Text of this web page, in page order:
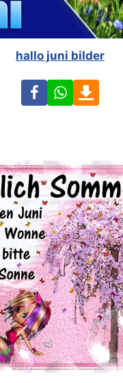
hallo juni bilder
FacebookWhatsApp